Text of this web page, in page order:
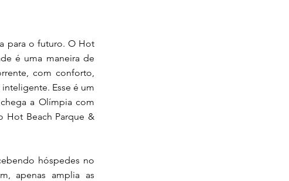
para o futuro. O Hot
é uma maneira de
com conforto,
Esse é um
a Olímpia com
Hot Beach Parque &
hóspedes no
apenas amplia as